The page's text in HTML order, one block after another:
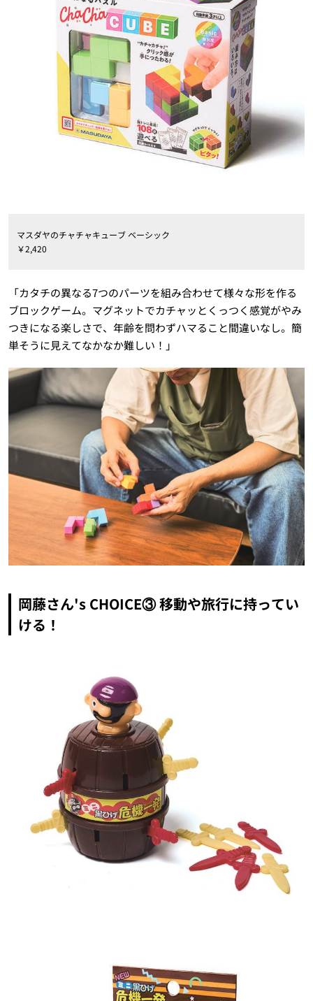
マスダヤのチャチャキューブ ベーシック
￥2,420
「カタチの異なる7つのパーツを組み合わせて様々な形を作る
ブロックゲーム。マグネットでカチャッとくっつく感覚がやみ
つきになる楽しさで、年齢を問わずハマること間違いなし。簡
単そうに見えてなかなか難しい！」
岡藤さん's CHOICE③ 移動や旅行に持ってい
ける！